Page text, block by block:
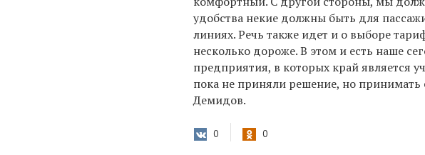
удобства некие должны быть для
линиях. Речь также идет и о выборе
несколько дороже. В этом и есть наше
предприятия, в которых край является
пока не приняли решение, но
Демидов.
0 0